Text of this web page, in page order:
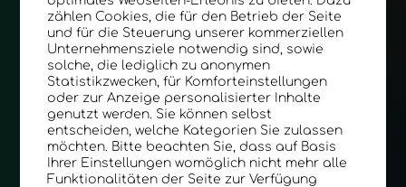
zählen Cookies, die für den Betrieb der Seite
und für die Steuerung unserer kommerziellen
Unternehmensziele notwendig sind, sowie
solche, die lediglich zu anonymen
Statistikzwecken, für Komforteinstellungen
oder zur Anzeige personalisierter Inhalte
genutzt werden. Sie können selbst
entscheiden, welche Kategorien Sie zulassen
möchten. Bitte beachten Sie, dass auf Basis
Ihrer Einstellungen womöglich nicht mehr alle
Funktionalitäten der Seite zur Verfügung